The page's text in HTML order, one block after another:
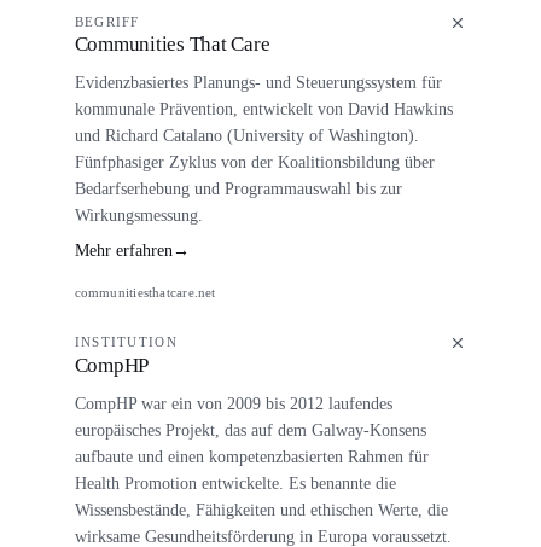
BEGRIFF
Communities That Care
Evidenzbasiertes Planungs- und Steuerungssystem für
kommunale Prävention, entwickelt von David Hawkins
und Richard Catalano (University of Washington).
Fünfphasiger Zyklus von der Koalitionsbildung über
Bedarfserhebung und Programmauswahl bis zur
Wirkungsmessung.
Mehr erfahren →
communitiesthatcare.net
INSTITUTION
CompHP
CompHP war ein von 2009 bis 2012 laufendes
europäisches Projekt, das auf dem Galway-Konsens
aufbaute und einen kompetenzbasierten Rahmen für
Health Promotion entwickelte. Es benannte die
Wissensbestände, Fähigkeiten und ethischen Werte, die
wirksame Gesundheitsförderung in Europa voraussetzt.